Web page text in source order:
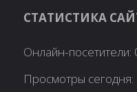
СТАТИСТИКА
Онлайн-посетители:
Просмотры сегодня: